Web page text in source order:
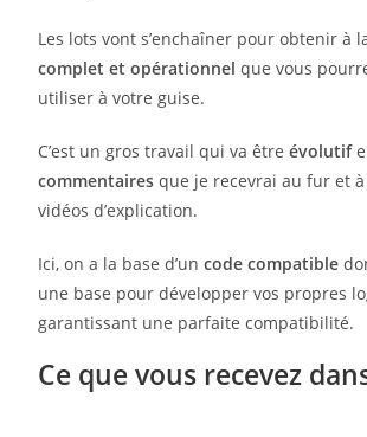
Les lots vont s’enchaîner pour obtenir à
complet et opérationnel que vous
utiliser à votre guise.
C’est un gros travail qui va êtreévolutif
commentaires que je recevrai au fur et
vidéos d’explication.
Ici, on a la base d’uncode compatible
une base pour développer vos propres
garantissant une parfaite compatibilité.
Ce que vous recevez